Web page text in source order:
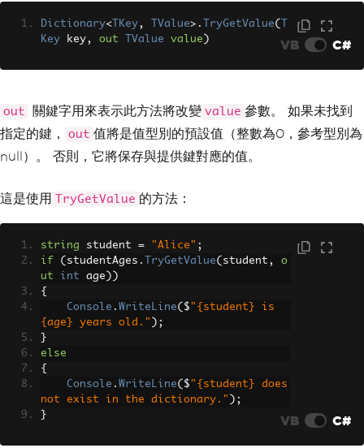
Dictionary< TKey, TValue>. TryGetValue(
Key key, out TValue value ) VB C#
out 關鍵字用來表示此方法將改變 value 參數。 如果未找到
指定的鍵，
out 值將是值型別的預設值（整數為0，參考型別為
null）。 否則，它將保存與提供鍵對應的值。
這是使用 TryGetValue 的方法：
string student = "Alice" ;
if
( studentAges . TryGetValue( student ,
o
ut
int age ))
{
Console . WriteLine( $ "{student} is
{age} years old." );
}
else
{
Console . WriteLine( $ "{student} does
not exist in the dictionary." );
}
VB C#